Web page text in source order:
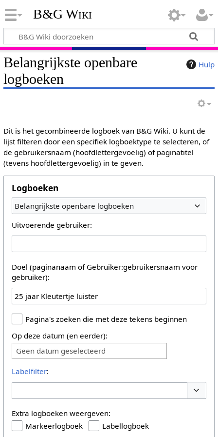
B&G Wiki
Hulp
Belangrijkste openbare
logboeken
Dit is het gecombineerde logboek van B&G Wiki. U kunt de
lijst filteren door een specifiek logboektype te selecteren, of
de gebruikersnaam (hoofdlettergevoelig) of paginatitel
(tevens hoofdlettergevoelig) in te geven.
Logboeken
Belangrijkste openbare logboeken
Uitvoerende gebruiker:
Doel (paginanaam of Gebruiker:gebruikersnaam voor
gebruiker):
Pagina's zoeken die met deze tekens beginnen
Op deze datum (en eerder):
Geen datum geselecteerd
Labelfilter:
Extra logboeken weergeven:
Markeerlogboek
Labellogboek